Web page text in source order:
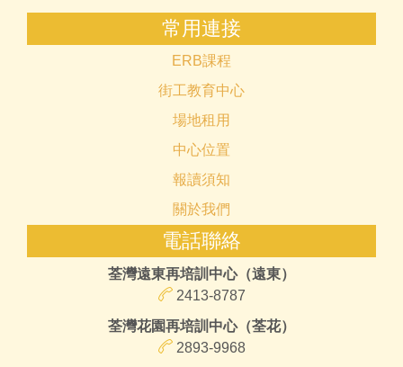
常用連接
ERB課程
街工教育中心
場地租用
中心位置
報讀須知
關於我們
電話聯絡
荃灣遠東再培訓中心（遠東）
2413-8787
荃灣花園再培訓中心（荃花）
2893-9968